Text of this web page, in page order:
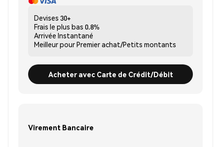
Devises 30+
Frais le plus bas 0.8%
Arrivée Instantané
Meilleur pourPremier achat/Petits montants
Acheter avec Carte de Crédit/Débit
Virement Bancaire